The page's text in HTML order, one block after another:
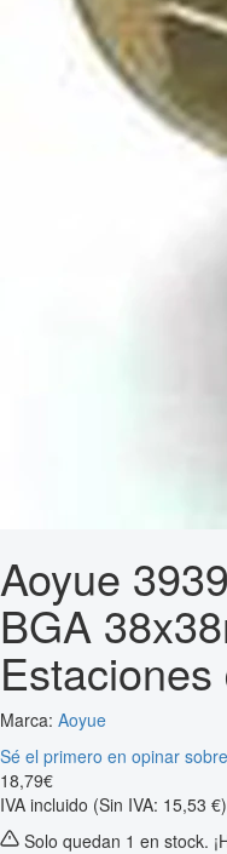
Aoyue
BGA
Marca: Aoyue
Sé el primero en opinar
18,79€
IVA incluido (Sin IVA: 15,53 €)
Solo quedan 1 en stock.